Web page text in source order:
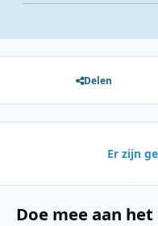
Delen
Er zijn
Doe mee aan